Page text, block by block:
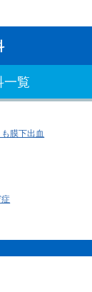
一覧
膜下出血